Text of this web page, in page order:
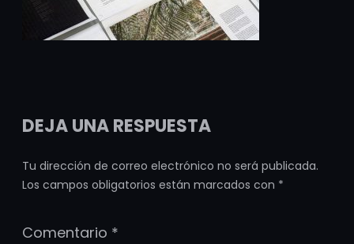
DEJA UNA RESPUESTA
Tu dirección de correo electrónico no será publicada.
Los campos obligatorios están marcados con *
Comentario *